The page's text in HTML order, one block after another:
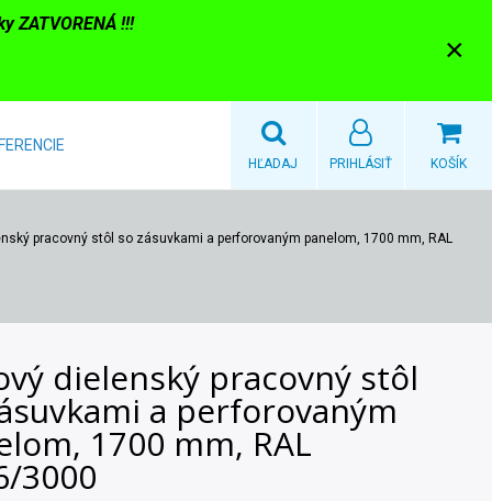
ZATVORENÁ !!!
×
KOŠÍK
PRIHLÁSIŤ
HĽADAJ
pracovný stôl so zásuvkami a perforovaným panelom, 1700 mm, RAL
dielenský pracovný stôl
a perforovaným
1700 mm, RAL
3000